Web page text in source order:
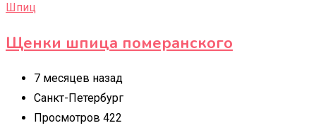
Шпиц
Щенки шпица померанского
7 месяцев назад
Санкт-Петербург
Просмотров 422